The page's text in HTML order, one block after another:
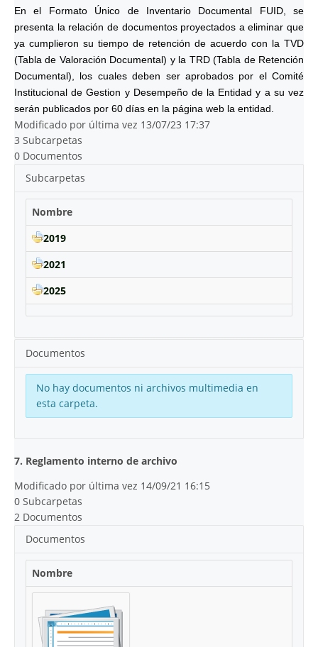
En el Formato Único de Inventario Documental FUID, se
presenta la relación de documentos proyectados a eliminar que
ya cumplieron su tiempo de retención de acuerdo con la TVD
(Tabla de Valoración Documental) y la TRD (Tabla de Retención
Documental), los cuales deben ser aprobados por el Comité
Institucional de Gestion y Desempeño de la Entidad y a su vez
serán publicados por 60 días en la página web la entidad.
Modificado por última vez 13/07/23 17:37
3 Subcarpetas
0 Documentos
Subcarpetas
Nombre
2019
2021
2025
Documentos
No hay documentos ni archivos multimedia en
esta carpeta.
7. Reglamento interno de archivo
Modificado por última vez 14/09/21 16:15
0 Subcarpetas
2 Documentos
Documentos
Nombre